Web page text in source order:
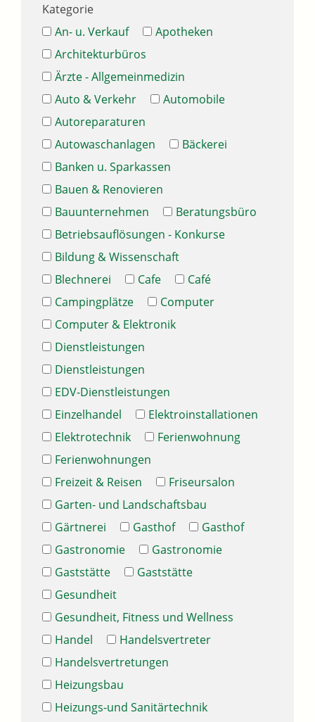
Kategorie
An- u. Verkauf
Apotheken
Architekturbüros
Ärzte - Allgemeinmedizin
Auto & Verkehr
Automobile
Autoreparaturen
Autowaschanlagen
Bäckerei
Banken u. Sparkassen
Bauen & Renovieren
Bauunternehmen
Beratungsbüro
Betriebsauflösungen - Konkurse
Bildung & Wissenschaft
Blechnerei
Cafe
Café
Campingplätze
Computer
Computer & Elektronik
Dienstleistungen
Dienstleistungen
EDV-Dienstleistungen
Einzelhandel
Elektroinstallationen
Elektrotechnik
Ferienwohnung
Ferienwohnungen
Freizeit & Reisen
Friseursalon
Garten- und Landschaftsbau
Gärtnerei
Gasthof
Gasthof
Gastronomie
Gastronomie
Gaststätte
Gaststätte
Gesundheit
Gesundheit, Fitness und Wellness
Handel
Handelsvertreter
Handelsvertretungen
Heizungsbau
Heizungs-und Sanitärtechnik